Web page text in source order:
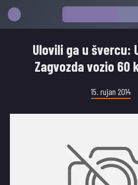
Ulovili ga u švercu:
Zagvozda vozio 60
15. rujan 2014